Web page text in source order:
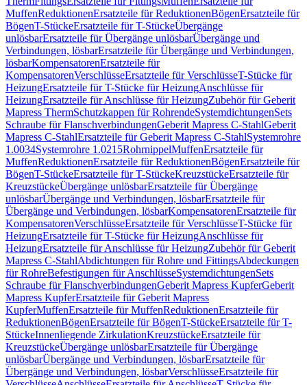
MuffenReduktionenErsatzteile für ReduktionenBögenErsatzteile für
BögenT-StückeErsatzteile für T-StückeÜbergänge
unlösbarErsatzteile für Übergänge unlösbarÜbergänge und
Verbindungen, lösbarErsatzteile für Übergänge und Verbindungen,
lösbarKompensatorenErsatzteile für
KompensatorenVerschlüsseErsatzteile für VerschlüsseT-Stücke für
HeizungErsatzteile für T-Stücke für HeizungAnschlüsse für
HeizungErsatzteile für Anschlüsse für HeizungZubehör für Geberit
Mapress ThermSchutzkappen für RohrendeSystemdichtungenSets
Schraube für FlanschverbindungenGeberit Mapress C-StahlGeberit
Mapress C-StahlErsatzteile für Geberit Mapress C-StahlSystemrohre
1.0034Systemrohre 1.0215RohrnippelMuffenErsatzteile für
MuffenReduktionenErsatzteile für ReduktionenBögenErsatzteile für
BögenT-StückeErsatzteile für T-StückeKreuzstückeErsatzteile für
KreuzstückeÜbergänge unlösbarErsatzteile für Übergänge
unlösbarÜbergänge und Verbindungen, lösbarErsatzteile für
Übergänge und Verbindungen, lösbarKompensatorenErsatzteile für
KompensatorenVerschlüsseErsatzteile für VerschlüsseT-Stücke für
HeizungErsatzteile für T-Stücke für HeizungAnschlüsse für
HeizungErsatzteile für Anschlüsse für HeizungZubehör für Geberit
Mapress C-StahlAbdichtungen für Rohre und FittingsAbdeckungen
für RohreBefestigungen für AnschlüsseSystemdichtungenSets
Schraube für FlanschverbindungenGeberit Mapress KupferGeberit
Mapress KupferErsatzteile für Geberit Mapress
KupferMuffenErsatzteile für MuffenReduktionenErsatzteile für
ReduktionenBögenErsatzteile für BögenT-StückeErsatzteile für T-
StückeInnenliegende ZirkulationKreuzstückeErsatzteile für
KreuzstückeÜbergänge unlösbarErsatzteile für Übergänge
unlösbarÜbergänge und Verbindungen, lösbarErsatzteile für
Übergänge und Verbindungen, lösbarVerschlüsseErsatzteile für